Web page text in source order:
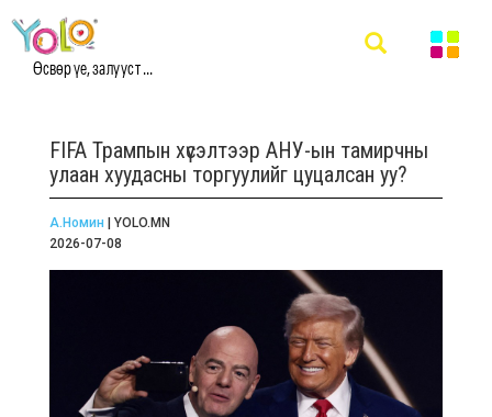
Өсвөр үе, залууст ...
FIFA Трампын хүсэлтээр АНУ-ын тамирчны
улаан хуудасны торгуулийг цуцалсан уу?
А.Номин | YOLO.MN
2026-07-08